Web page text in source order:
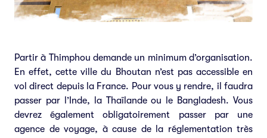
Partir à Thimphou demande un minimum d’organisation.
En effet, cette ville du Bhoutan n’est pas accessible en
vol direct depuis la France. Pour vous y rendre, il faudra
passer par l’Inde, la Thaïlande ou le Bangladesh. Vous
devrez également obligatoirement passer par une
agence de voyage, à cause de la réglementation très